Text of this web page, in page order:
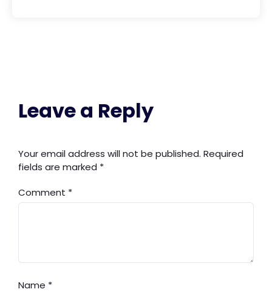
Leave a Reply
Your email address will not be published. Required
fields are marked *
Comment *
Name *